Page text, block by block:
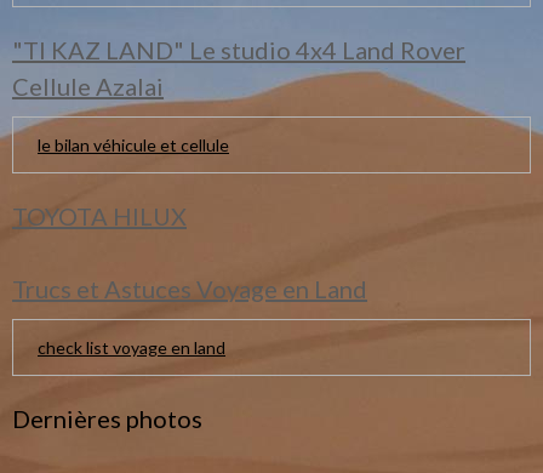
"TI KAZ LAND" Le studio 4x4 Land Rover
Cellule Azalai
le bilan véhicule et cellule
TOYOTA HILUX
Trucs et Astuces Voyage en Land
check list voyage en land
Dernières photos